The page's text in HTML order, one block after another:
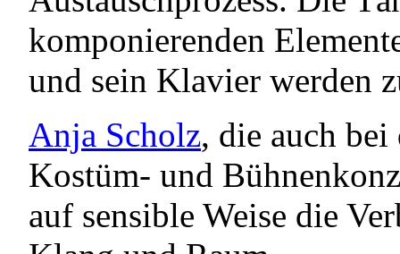
komponierenden
und sein Klavier werden
Anja Scholz, die auch
Kostüm- und
auf sensible Weise die